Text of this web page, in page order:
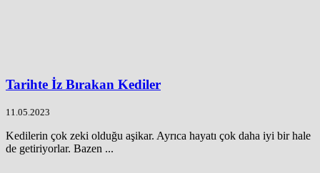
Tarihte İz Bırakan Kediler
11.05.2023
Kedilerin çok zeki olduğu aşikar. Ayrıca hayatı çok daha iyi bir hale
de getiriyorlar. Bazen ...